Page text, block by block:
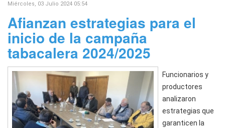
Miércoles, 03 Julio 2024 05:54
Afianzan estrategias para el
inicio de la campaña
tabacalera 2024/2025
Funcionarios y
productores
analizaron
estrategias que
garanticen la